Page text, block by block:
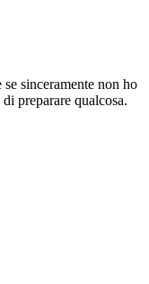
sinceramente non ho
preparare qualcosa.